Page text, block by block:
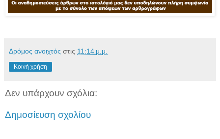
Δρόμος ανοιχτός στις 11:14 μ.μ.
Κοινή χρήση
Δεν υπάρχουν σχόλια:
Δημοσίευση σχολίου